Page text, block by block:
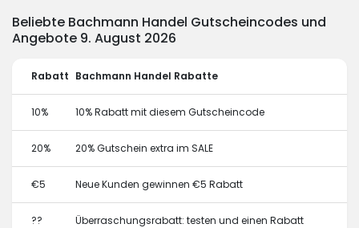
Beliebte Bachmann Handel Gutscheincodes und
Angebote 9. August 2026
Rabatt Bachmann Handel Rabatte
10% 10% Rabatt mit diesem Gutscheincode
20% 20% Gutschein extra im SALE
€5 Neue Kunden gewinnen €5 Rabatt
??
Überraschungsrabatt: testen und einen Rabatt